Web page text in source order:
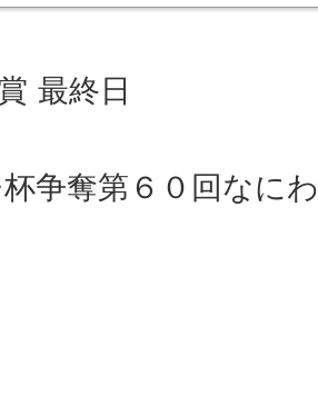
最終日
争奪第６０回なにわ